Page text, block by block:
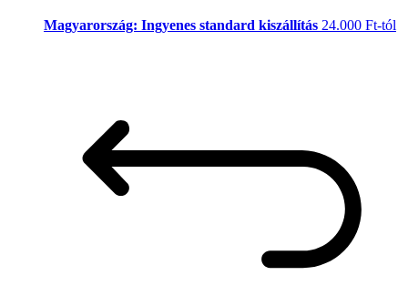
Magyarország: Ingyenes standard kiszállítás 24.000 Ft-tól